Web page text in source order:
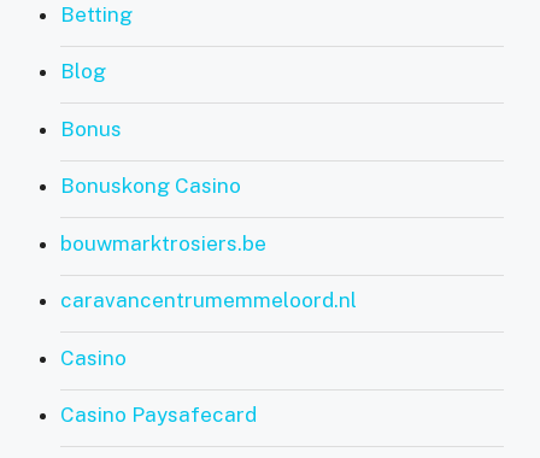
Betting
Blog
Bonus
Bonuskong Casino
bouwmarktrosiers.be
caravancentrumemmeloord.nl
Casino
Casino Paysafecard